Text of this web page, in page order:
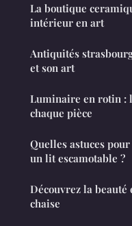
La boutique
intérieur en art
Antiquités
et son art
Luminaire en rotin :
chaque pièce
Quelles astuces
un lit escamotable ?
Découvrez la beauté
chaise